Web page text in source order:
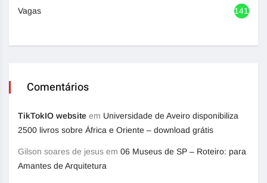
Vagas 1417
Comentários
TikTokIO website em Universidade de Aveiro disponibiliza
2500 livros sobre África e Oriente – download grátis
Gilson soares de jesus em 06 Museus de SP – Roteiro: para
Amantes de Arquitetura